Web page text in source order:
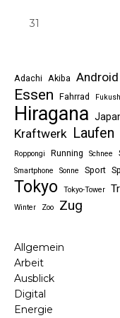
31
Adachi Akiba Android
Essen Fahrrad
Hiragana
Kraftwerk Laufen
Roppongi
Running Schnee
Smartphone Sonne Sport
Tokyo Tokyo-Tower
Winter Zoo Zug
Allgemein
Arbeit
Ausblick
Digital
Energie